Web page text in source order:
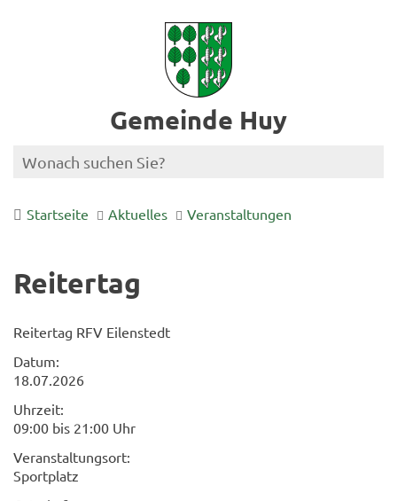
Gemeinde Huy
Startseite Aktuelles Veranstaltungen
Reitertag
Reitertag RFV Eilenstedt
Datum:
18.07.2026
Uhrzeit:
09:00 bis 21:00 Uhr
Veranstaltungsort:
Sportplatz